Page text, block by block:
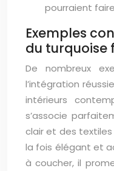
pourraient
Exemples
du turquoise
De nombreux
l’intégration
intérieurs
s’associe
clair et des
la fois élégant et
à coucher, il